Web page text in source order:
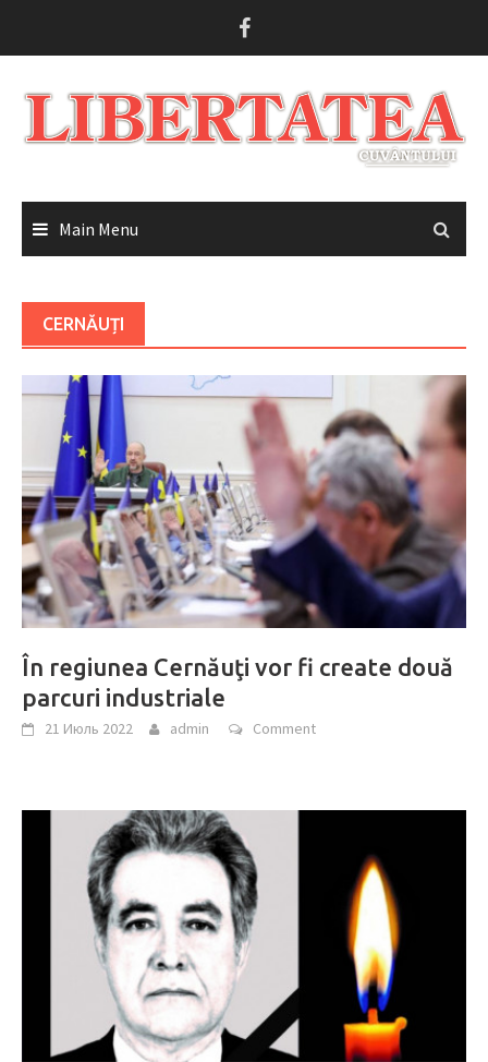
Main Menu
CERNĂUȚI
În regiunea Cernăuţi vor fi create două
parcuri industriale
21 Июль 2022 admin Comment